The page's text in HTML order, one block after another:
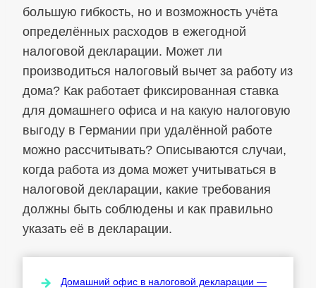
большую гибкость, но и возможность учёта
определённых расходов в ежегодной
налоговой декларации. Может ли
производиться налоговый вычет за работу из
дома? Как работает фиксированная ставка
для домашнего офиса и на какую налоговую
выгоду в Германии при удалённой работе
можно рассчитывать? Описываются случаи,
когда работа из дома может учитываться в
налоговой декларации, какие требования
должны быть соблюдены и как правильно
указать её в декларации.
Домашний офис в налоговой декларации —